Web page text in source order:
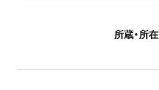
所蔵・所在